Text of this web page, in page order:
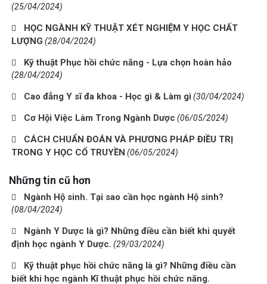
(25/04/2024)
HỌC NGÀNH KỸ THUẬT XÉT NGHIỆM Y HỌC CHẤT
LƯỢNG (28/04/2024)
Kỹ thuật Phục hồi chức năng - Lựa chọn hoàn hảo
(28/04/2024)
Cao đẳng Y sĩ đa khoa - Học gì & Làm gì (30/04/2024)
Cơ Hội Việc Làm Trong Ngành Dược (06/05/2024)
CÁCH CHUẨN ĐOÁN VÀ PHƯƠNG PHÁP ĐIỀU TRỊ
TRONG Y HỌC CỔ TRUYỀN (06/05/2024)
Những tin cũ hơn
Ngành Hộ sinh. Tại sao cần học ngành Hộ sinh?
(08/04/2024)
Ngành Y Dược là gì? Những điều cần biết khi quyết
định học ngành Y Dược. (29/03/2024)
Kỹ thuật phục hồi chức năng là gì? Những điều cần
biết khi học ngành Kĩ thuật phục hồi chức năng.